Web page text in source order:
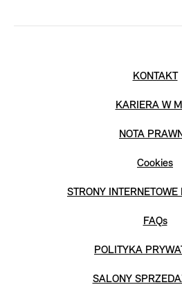
KONTAKT
KARIERA W
NOTA
Cookies
STRONY
FAQs
POLITYKA
SALONY